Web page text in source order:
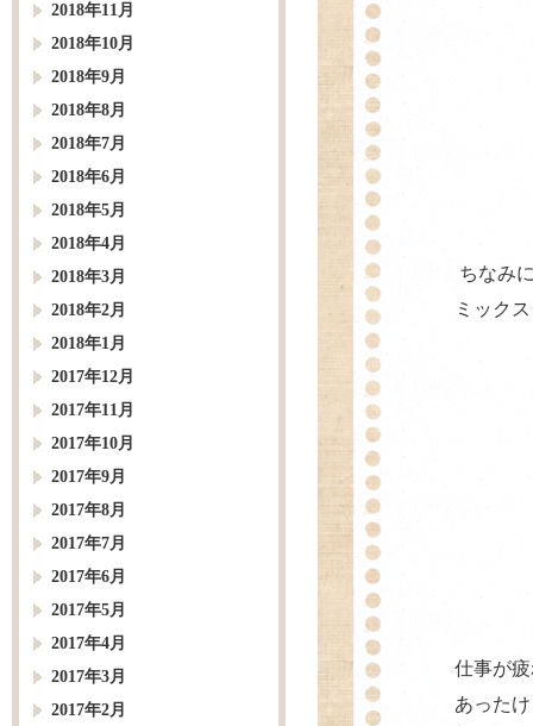
2018年11月
2018年10月
2018年9月
2018年8月
2018年7月
2018年6月
2018年5月
2018年4月
2018年3月
2018年2月
2018年1月
2017年12月
2017年11月
2017年10月
2017年9月
2017年8月
2017年7月
2017年6月
2017年5月
2017年4月
2017年3月
2017年2月
ちなみ
ミック
仕事が
あった